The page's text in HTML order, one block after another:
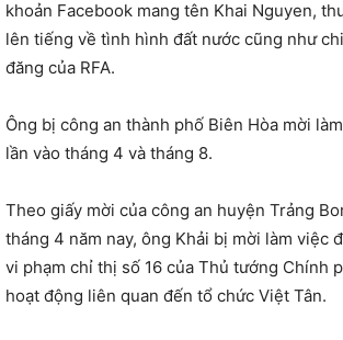
khoản Facebook mang tên Khai Nguyen,
lên tiếng về tình hình đất nước cũng như
đăng của RFA.
Ông bị công an thành phố Biên Hòa mời
lần vào tháng 4 và tháng 8.
Theo giấy mời của công an huyện Trảng
tháng 4 năm nay, ông Khải bị mời làm việc
vi phạm chỉ thị số 16 của Thủ tướng Chính
hoạt động liên quan đến tổ chức Việt Tân.